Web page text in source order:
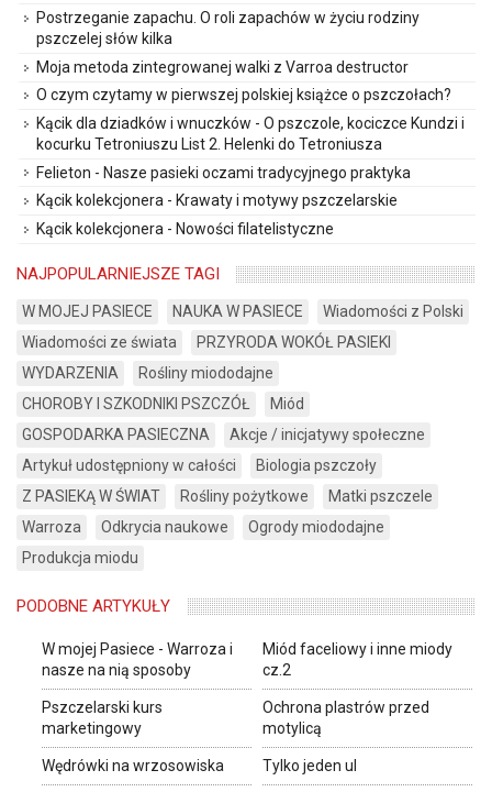
Postrzeganie zapachu. O roli zapachów w życiu rodziny
pszczelej słów kilka
Moja metoda zintegrowanej walki z Varroa destructor
O czym czytamy w pierwszej polskiej książce o pszczołach?
Kącik dla dziadków i wnuczków - O pszczole, kociczce Kundzi i
kocurku Tetroniuszu List 2. Helenki do Tetroniusza
Felieton - Nasze pasieki oczami tradycyjnego praktyka
Kącik kolekcjonera - Krawaty i motywy pszczelarskie
Kącik kolekcjonera - Nowości filatelistyczne
NAJPOPULARNIEJSZE TAGI
W MOJEJ PASIECE NAUKA W PASIECE
Wiadomości z Polski
Wiadomości ze świata
PRZYRODA WOKÓŁ PASIEKI
WYDARZENIA
Rośliny miododajne
CHOROBY I SZKODNIKI PSZCZÓŁ
Miód
GOSPODARKA PASIECZNA
Akcje / inicjatywy społeczne
Artykuł udostępniony w całości
Biologia pszczoły
Z PASIEKĄ W ŚWIAT
Rośliny pożytkowe
Matki pszczele
Warroza
Odkrycia naukowe
Ogrody miododajne
Produkcja miodu
PODOBNE ARTYKUŁY
W mojej Pasiece - Warroza i
nasze na nią sposoby
Miód faceliowy i inne miody
cz.2
Pszczelarski kurs
marketingowy
Ochrona plastrów przed
motylicą
Wędrówki na wrzosowiska Tylko jeden ul